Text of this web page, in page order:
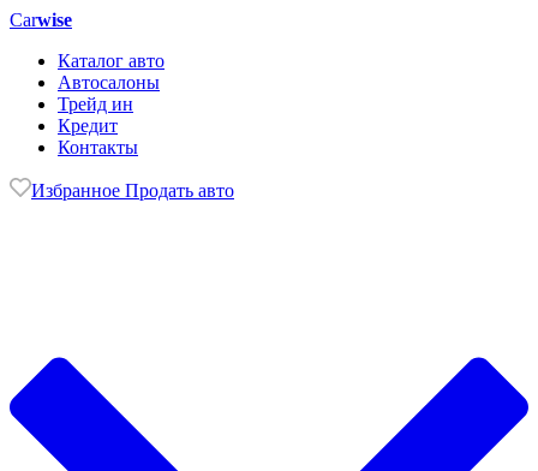
Carwise
Каталог авто
Автосалоны
Трейд ин
Кредит
Контакты
Избранное Продать авто